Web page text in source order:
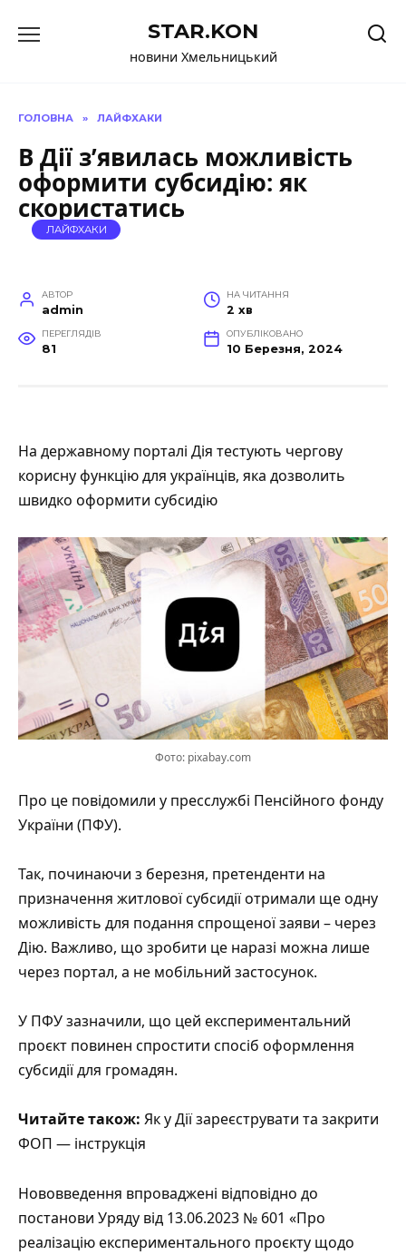
до
STAR.KON
новини Хмельницький
ГОЛОВНА » ЛАЙФХАКИ
В Дії з’явилась можливість
оформити субсидію: як
скористатись
ЛАЙФХАКИ
АВТОР
admin
НА ЧИТАННЯ
2 хв
ПЕРЕГЛЯДІВ
81
ОПУБЛІКОВАНО
10 Березня, 2024
На державному порталі Дія тестують чергову
корисну функцію для українців, яка дозволить
швидко оформити субсидію
Фото: pixabay.com
Про це повідомили у пресслужбі Пенсійного фонду
України (ПФУ).
Так, починаючи з березня, претенденти на
призначення житлової субсидії отримали ще одну
можливість для подання спрощеної заяви – через
Дію. Важливо, що зробити це наразі можна лише
через портал, а не мобільний застосунок.
У ПФУ зазначили, що цей експериментальний
проєкт повинен спростити спосіб оформлення
субсидії для громадян.
Читайте також: Як у Дії зареєструвати та закрити
ФОП — інструкція
Нововведення впроваджені відповідно до
постанови Уряду від 13.06.2023 № 601 «Про
реалізацію експериментального проєкту щодо